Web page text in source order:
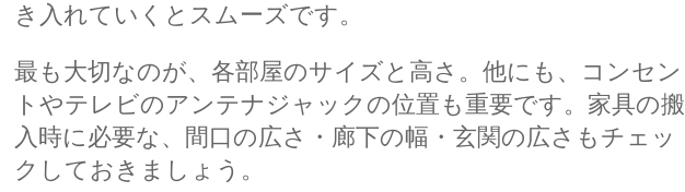
き入れていくとスムーズです。
最も大切なのが、各部屋のサイズと高さ。他にも、コンセン
トやテレビのアンテナジャックの位置も重要です。家具の搬
入時に必要な、間口の広さ・廊下の幅・玄関の広さもチェッ
クしておきましょう。